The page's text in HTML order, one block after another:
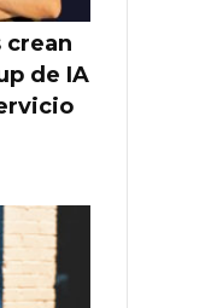
crean
de IA